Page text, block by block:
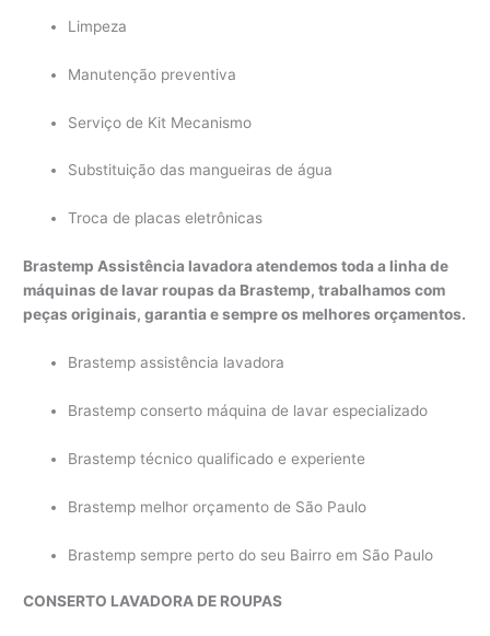
Limpeza
Manutenção preventiva
Serviço de Kit Mecanismo
Substituição das mangueiras de água
Troca de placas eletrônicas
Brastemp Assistência lavadora atendemos toda a linha de
máquinas de lavar roupas da Brastemp, trabalhamos com
peças originais, garantia e sempre os melhores orçamentos.
Brastemp assistência lavadora
Brastemp conserto máquina de lavar especializado
Brastemp técnico qualificado e experiente
Brastemp melhor orçamento de São Paulo
Brastemp sempre perto do seu Bairro em São Paulo
CONSERTO LAVADORA DE ROUPAS